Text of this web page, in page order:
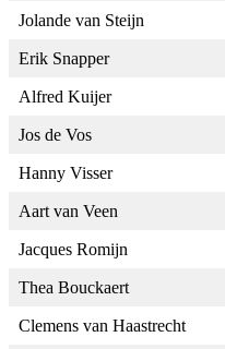
Jolande van Steijn
Erik Snapper
Alfred Kuijer
Jos de Vos
Hanny Visser
Aart van Veen
Jacques Romijn
Thea Bouckaert
Clemens van Haastrecht